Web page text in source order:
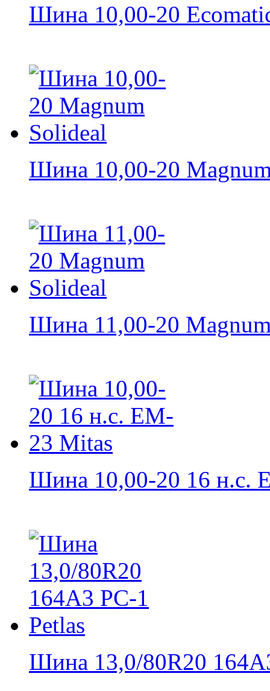
Шина 10,00-20
Шина 10,00-20
Шина 11,00-20
Шина 10,00-20 16 н.с.
Шина 13,0/80R20